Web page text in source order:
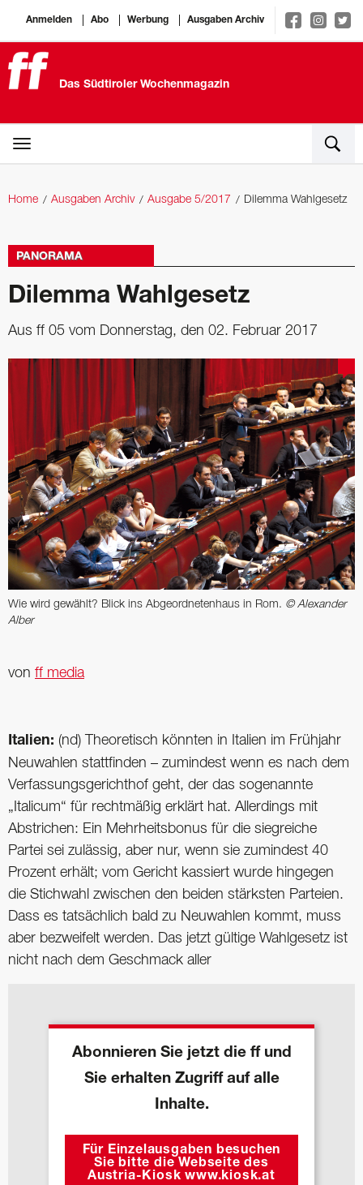
Anmelden Abo Werbung Ausgaben Archiv
Das Südtiroler Wochenmagazin
Home Ausgaben Archiv Ausgabe 5/2017 Dilemma Wahlgesetz
PANORAMA
Dilemma Wahlgesetz
Aus ff 05 vom Donnerstag, den 02. Februar 2017
Wie wird gewählt? Blick ins Abgeordnetenhaus in Rom. © Alexander
Alber
von ff media
Italien: (nd) Theoretisch könnten in Italien im Frühjahr
Neuwahlen stattfinden – zumindest wenn es nach dem
Verfassungsgerichthof geht, der das sogenannte
„Italicum“ für rechtmäßig erklärt hat. Allerdings mit
Abstrichen: Ein Mehrheitsbonus für die siegreiche
Partei sei zulässig, aber nur, wenn sie zumindest 40
Prozent erhält; vom Gericht kassiert wurde hingegen
die Stichwahl zwischen den beiden stärksten Parteien.
Dass es tatsächlich bald zu Neuwahlen kommt, muss
aber bezweifelt werden. Das jetzt gültige Wahlgesetz ist
nicht nach dem Geschmack aller
Abonnieren Sie jetzt die ff und
Sie erhalten Zugriff auf alle
Inhalte.
Für Einzelausgaben besuchen
Sie bitte die Webseite des
Austria-Kiosk www.kiosk.at